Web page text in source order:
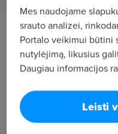
Darbo
Gelgaudiškio
ir valdymas.
sezono metu.
Mes naudojame
srauto analizei,
Portalo veikimui būtini
nutylėjimą, likusius
Daugiau informacijos
Leisti